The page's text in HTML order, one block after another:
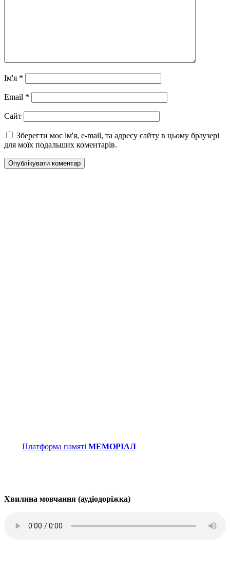
Ім'я *
Email *
Сайт
Зберегти моє ім'я, e-mail, та адресу сайту в цьому браузері
для моїх подальших коментарів.
Платформа памяті МЕМОРІАЛ
Хвилина мовчання (аудіодоріжка)